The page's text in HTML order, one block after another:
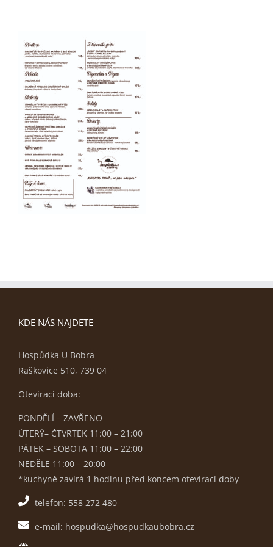
KDE NÁS NAJDETE
Hospůdka U Bobra
Raškovice 510, 739 04
Otevírací doba:
PONDĚLÍ – ZAVŘENO
ÚTERÝ– ČTVRTEK 11:00 – 21:00
PÁTEK – SOBOTA 11:00 – 22:00
NEDĚLE 11:00 – 20:00
*kuchyně zavírá 1 hodinu před koncem otevírací doby
telefon: 558 272 480
e-mail: hospudka@hospudkaubobra.cz